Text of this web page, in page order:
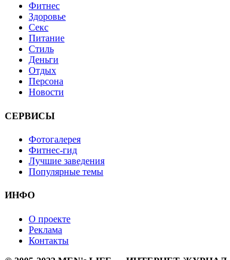
Фитнес
Здоровье
Секс
Питание
Стиль
Деньги
Отдых
Персона
Новости
СЕРВИСЫ
Фотогалерея
Фитнес-гид
Лучшие заведения
Популярные темы
ИНФО
О проекте
Реклама
Контакты